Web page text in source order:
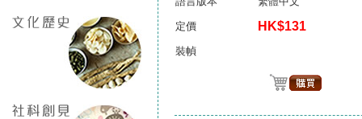
定價 HK$131
裝幀